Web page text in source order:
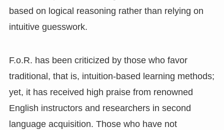
based on logical reasoning rather than relying on
intuitive guesswork.
F.o.R. has been criticized by those who favor
traditional, that is, intuition-based learning methods;
yet, it has received high praise from renowned
English instructors and researchers in second
language acquisition. Those who have not